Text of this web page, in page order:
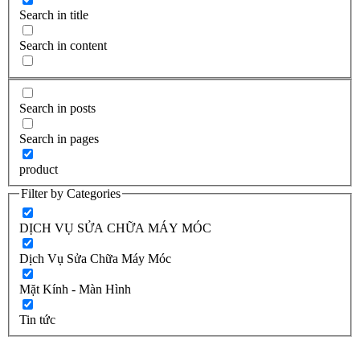
Search in title
Search in content
Search in posts
Search in pages
product
Filter by Categories
DỊCH VỤ SỬA CHỮA MÁY MÓC
Dịch Vụ Sửa Chữa Máy Móc
Mặt Kính - Màn Hình
Tin tức